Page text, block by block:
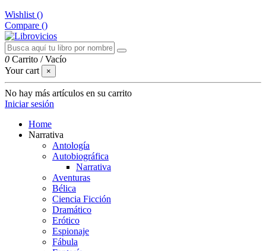
Wishlist ()
Compare ()
0 Carrito /Vacío
Your cart
×
No hay más artículos en su carrito
Iniciar sesión
Home
Narrativa
Antología
Autobiográfica
Narrativa
Aventuras
Bélica
Ciencia Ficción
Dramático
Erótico
Espionaje
Fábula